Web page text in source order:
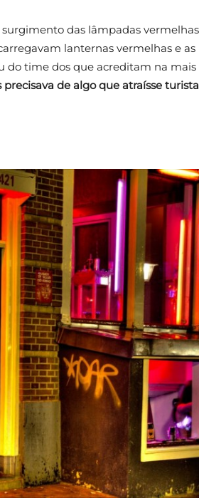
das lâmpadas
lanternas vermelhas e as
do time dos que acreditam na mais
de algo que atraísse